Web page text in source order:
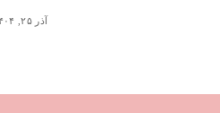
آذر ۲۵, ۱۴۰۴